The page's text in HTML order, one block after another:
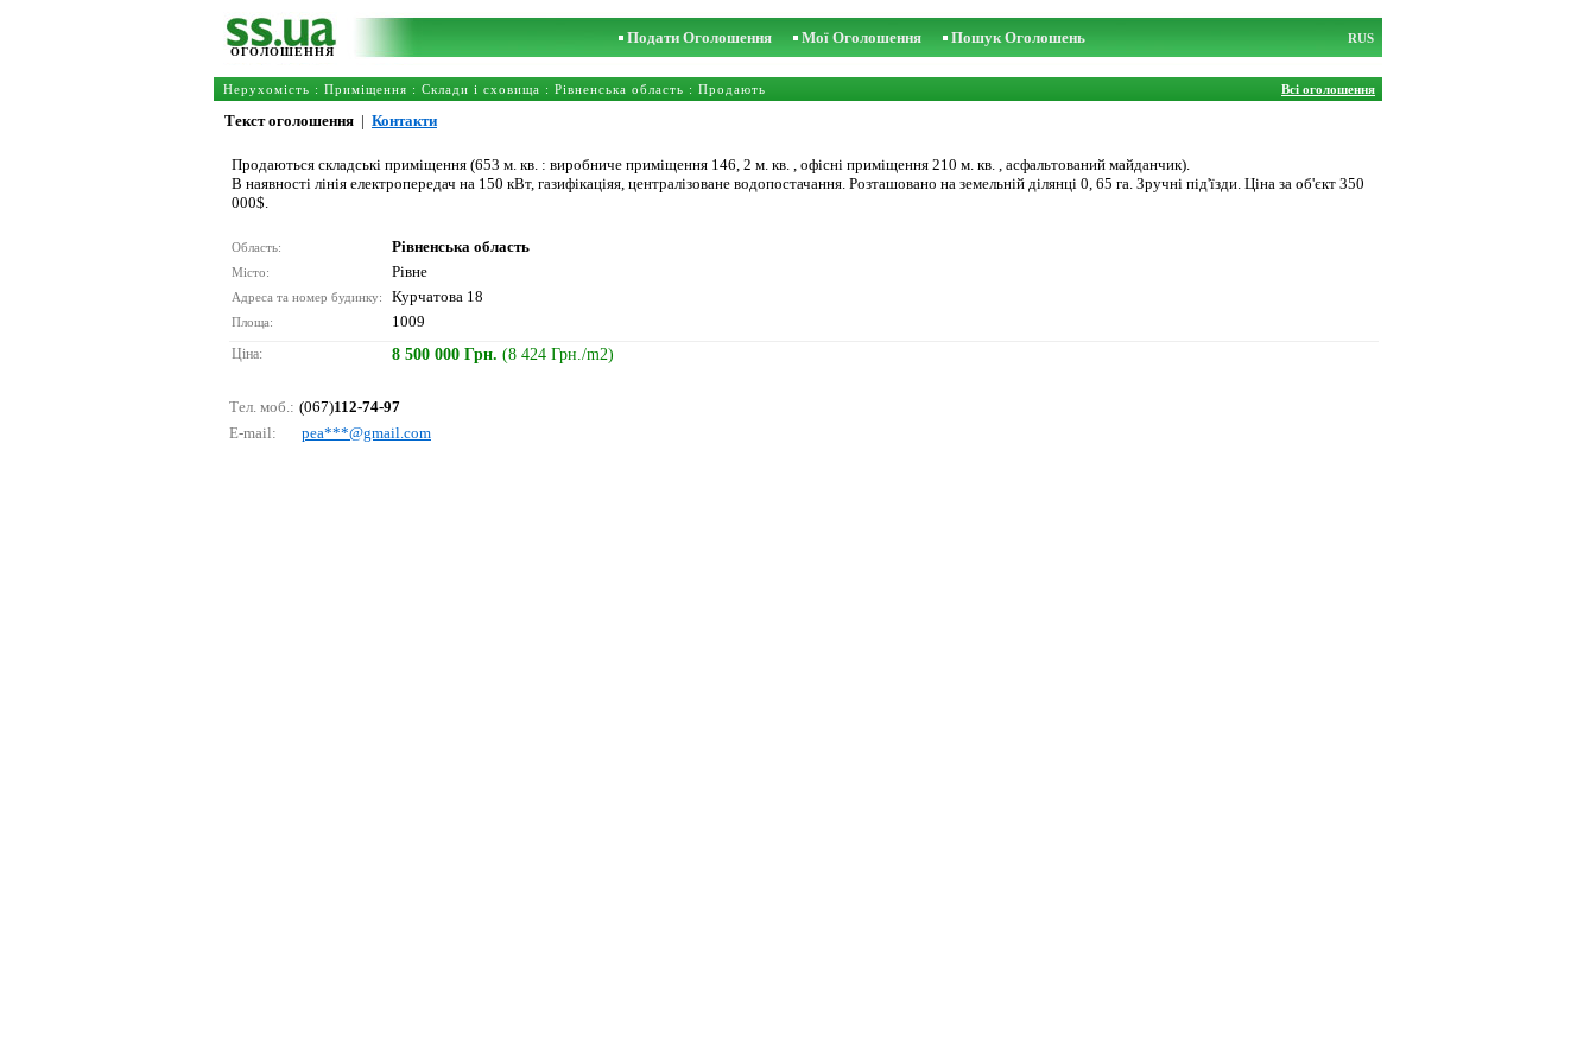
ОГОЛОШЕННЯ
Подати Оголошення Мої Оголошення Пошук Оголошень RUS
Нерухомість : Приміщення : Склади і сховища : Рівненська область : Продають Всі оголошення
Текст оголошення | Контакти
Продаються складські приміщення (653 м. кв. : виробниче приміщення 146, 2 м. кв. , офісні приміщення 210 м. кв. , асфальтований майданчик).
В наявності лінія електропередач на 150 кВт, газифікаціяя, централізоване водопостачання. Розташовано на земельній ділянці 0, 65 га. Зручні під'їзди. Ціна за об'єкт 350
000$.
Область: Рівненська область
Місто: Рівне
Адреса та номер будинку: Курчатова 18
Площа: 1009
Ціна: 8 500 000 Грн. (8 424 Грн./m2)
Тел. моб.: (067)112-74-97
E-mail:
реа***@gmаil.соm